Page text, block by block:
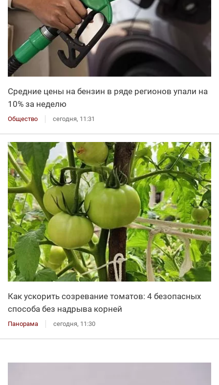
Средние цены на бензин в ряде регионов упали на
10% за неделю
Общество сегодня, 11:31
Как ускорить созревание томатов: 4 безопасных
способа без надрыва корней
Панорама сегодня, 11:30